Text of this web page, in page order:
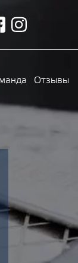
facebook
Отзывы